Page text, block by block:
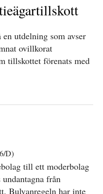
utdelning som avser
ovillkorat
tillskottet förenats med
D)
till ett moderbolag
från
Bulvanregeln har inte